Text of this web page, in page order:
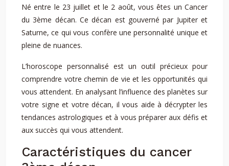
Né entre le 23 juillet et le 2 août, vous êtes un Cancer
du 3ème décan. Ce décan est gouverné par Jupiter et
Saturne, ce qui vous confère une personnalité unique et
pleine de nuances.
L’horoscope personnalisé est un outil précieux pour
comprendre votre chemin de vie et les opportunités qui
vous attendent. En analysant l’influence des planètes sur
votre signe et votre décan, il vous aide à décrypter les
tendances astrologiques et à vous préparer aux défis et
aux succès qui vous attendent.
Caractéristiques du cancer